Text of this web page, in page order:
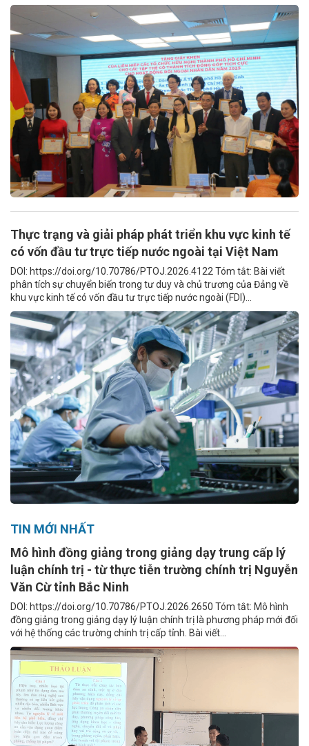
Thực trạng và giải pháp phát triển khu vực kinh tế
có vốn đầu tư trực tiếp nước ngoài tại Việt Nam
DOI: https://doi.org/10.70786/PTOJ.2026.4122 Tóm tắt: Bài viết
phân tích sự chuyển biến trong tư duy và chủ trương của Đảng về
khu vực kinh tế có vốn đầu tư trực tiếp nước ngoài (FDI)...
TIN MỚI NHẤT
Mô hình đồng giảng trong giảng dạy trung cấp lý
luận chính trị - từ thực tiễn trường chính trị Nguyễn
Văn Cừ tỉnh Bắc Ninh
DOI: https://doi.org/10.70786/PTOJ.2026.2650 Tóm tắt: Mô hình
đồng giảng trong giảng dạy lý luận chính trị là phương pháp mới đối
với hệ thống các trường chính trị cấp tỉnh. Bài viết...